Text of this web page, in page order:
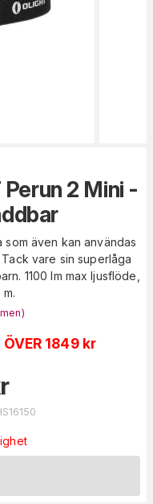
2 Mini -
som även kan användas
vare sin superlåga
1100 lm max ljusflöde,
)
ÖVER 1849 kr